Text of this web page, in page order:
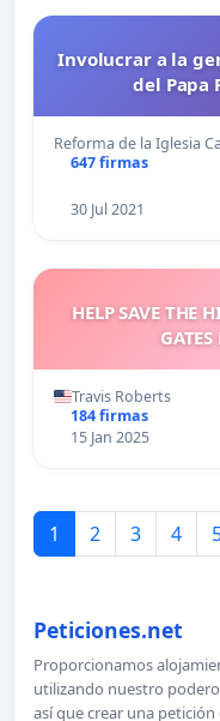
Involucrar a la
del Papa
Reforma de la Iglesia
647 firmas
30 Jul 2021
HELP SAVE THE
GATES
Travis Roberts
184 firmas
15 Jan 2025
1 2 3 4
Peticiones.net
Proporcionamos
utilizando nuestro
así que crear una